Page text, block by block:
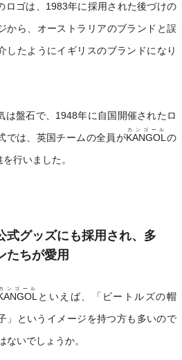
ロゴは、1983年に採用された後づけの
から、オーストラリアのブランドと誤
したようにイギリスのブランドになり
は盤石で、1948年に自国開催されたロ
では、英国チームの全員がKANGOL
カンゴール
の
行いました。
式グッズにも採用され、多
たちが愛用
カンゴール
といえば、「ビートルズの帽
」というイメージを持つ方も多いので
ないでしょうか。